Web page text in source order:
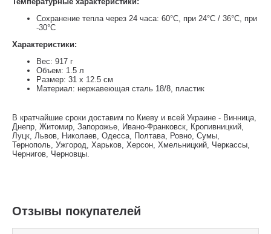
Сохранение тепла через 24 часа: 60°C, при 24°C / 36°C, при
-30°C
Характеристики:
Вес: 917 г
Объем: 1.5 л
Размер: 31 х 12.5 см
Материал: нержавеющая сталь 18/8, пластик
В кратчайшие сроки доставим по Киеву и всей Украине - Винница,
Днепр, Житомир, Запорожье, Ивано-Франковск, Кропивницкий,
Луцк, Львов, Николаев, Одесса, Полтава, Ровно, Сумы,
Тернополь, Ужгород, Харьков, Херсон, Хмельницкий, Черкассы,
Чернигов, Черновцы.
Отзывы покупателей